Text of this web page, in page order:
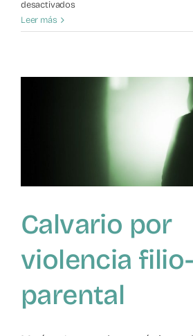
desactivadosen
filio-
reconocerla
Leer más
Calvario por
violencia filio-
parental